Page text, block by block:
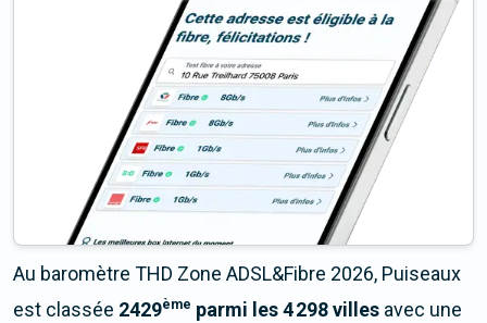
Au baromètre THD Zone ADSL&Fibre 2026, Puiseaux
est classée 2429ème parmi les 4 298 villes avec une